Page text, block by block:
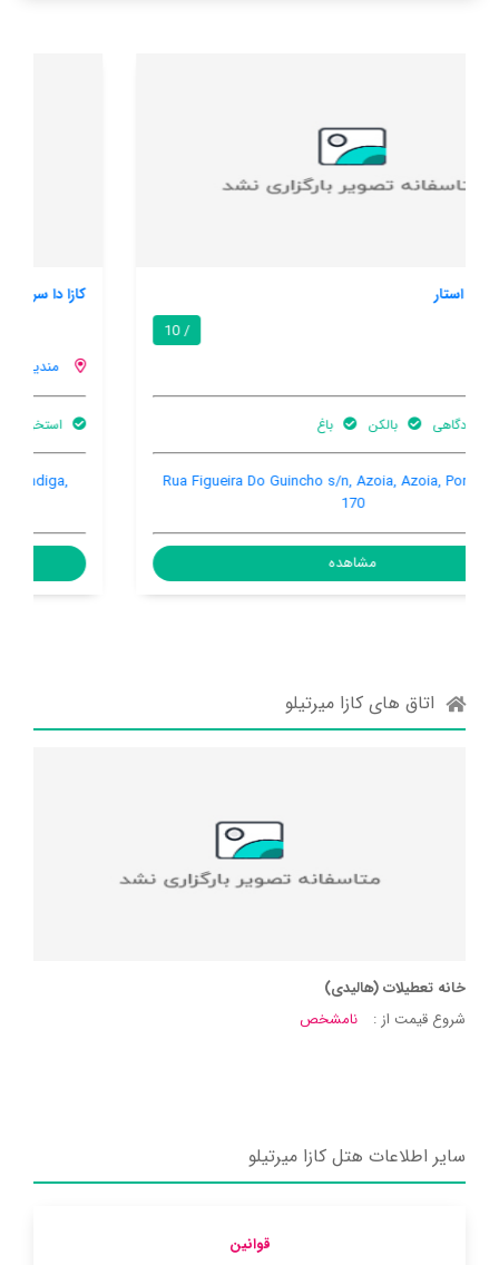
کازا دا سررا
استخر خصوصی سالن همایش
Rua do Moinho s/n, Casal de Vale de Ventos, Mendiga,
اتاق های کازا میرتیلو
خانه تعطیلات (هالیدی)
شروع قیمت از :
نامشخص
سایر اطلاعات هتل کازا میرتیلو
قوانین